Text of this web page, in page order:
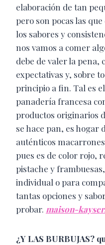
elaboración de tan
pero son pocas las
los sabores y
nos vamos a comer
debe de valer la
expectativas y, sobre
principio a fin. Tal es
panadería francesa
productos originarios
se hace pan, es hogar
auténticos
pues es de color rojo,
pistache y
individual o para
tantas opciones y
probar. maison-
¿Y LAS BURBUJAS?